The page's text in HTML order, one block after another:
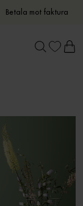
Betala mot faktura